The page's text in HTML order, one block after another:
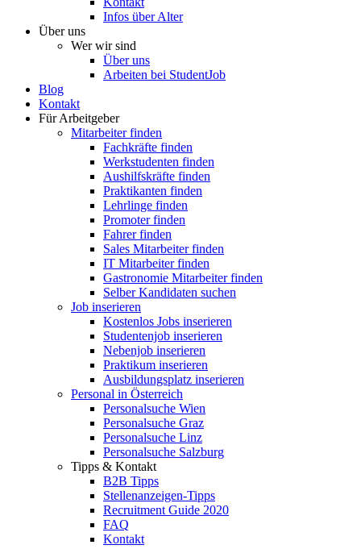
Infos über Alter
Über uns
Wer wir sind
Über uns
Arbeiten bei StudentJob
Blog
Kontakt
Für Arbeitgeber
Mitarbeiter finden
Fachkräfte finden
Werkstudenten finden
Aushilfskräfte finden
Praktikanten finden
Lehrlinge finden
Promoter finden
Fahrer finden
Sales Mitarbeiter finden
IT Mitarbeiter finden
Gastronomie Mitarbeiter finden
Selber Kandidaten suchen
Job inserieren
Kostenlos Jobs inserieren
Studentenjob inserieren
Nebenjob inserieren
Praktikum inserieren
Ausbildungsplatz inserieren
Personal in Österreich
Personalsuche Wien
Personalsuche Graz
Personalsuche Linz
Personalsuche Salzburg
Tipps & Kontakt
B2B Tipps
Stellenanzeigen-Tipps
Recruitment Guide 2020
FAQ
Kontakt